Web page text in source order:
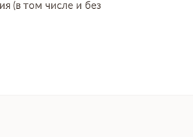
(в том числе и без